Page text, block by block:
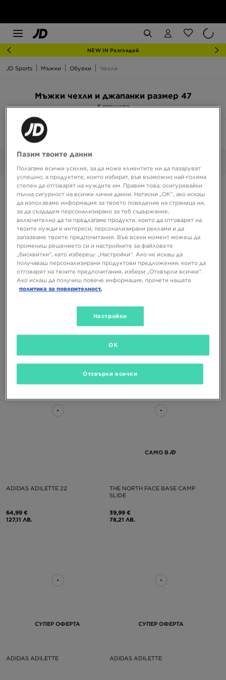
NEW IN Разгледай
JD Sports Мъжки Обувки Чехли
Мъжки чехли и джапанки размер 47
6 продукта
Сортирай:
ADIDAS ADILETTE 22
127,11 ЛВ.
ADIDAS ADILETTE 22
64,99 €
127,11 ЛВ.
САМО В
THE NORTH FACE BASE CAMP
SLIDE
39,99 €
78,21 ЛВ.
СУПЕР ОФЕРТА
ADIDAS ADILETTE
СУПЕР ОФЕРТА
ADIDAS ADILETTE
Пазим твоите данни
Полагаме всички усилия, за да може клиентите ни да пазаруват
успешно, а продуктите, които избират, във възможно най-голяма
степен да отговарят на нуждите им. Правим това, осигурявайки
пълна сигурност на всички лични данни. Натисни „ОК“, ако искаш
да използваме информация за твоето поведение на страница ни,
за да създадем персонализирано за теб съдържание,
включително да ти предлагаме продукти, които да отговарят на
твоите нужди и интереси, персонализирани реклами и да
запазваме твоите предпочитания. Във всеки момент можеш да
промениш решението си и настройките за файловете
„бисквитки“, като избереш: „Настройки“. Ако не искаш да
получаваш персонализирани продуктови предложения, които да
отговарят на твоите предпочитания, избери „Отхвърли всички“.
Ако искаш да получиш повече информация, прочети нашата
политика за поверителност.
Настройки
Отхвърли всички
OK